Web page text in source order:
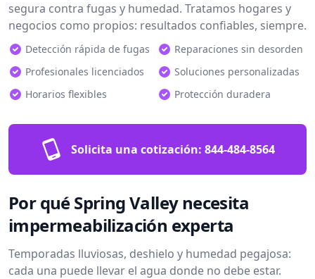
segura contra fugas y humedad. Tratamos hogares y
negocios como propios: resultados confiables, siempre.
Detección rápida de fugas
Reparaciones sin desorden
Profesionales licenciados
Soluciones personalizadas
Horarios flexibles
Protección duradera
Solicita una cotización: 844-484-8564
Por qué Spring Valley necesita
impermeabilización experta
Temporadas lluviosas, deshielo y humedad pegajosa:
cada una puede llevar el agua donde no debe estar.